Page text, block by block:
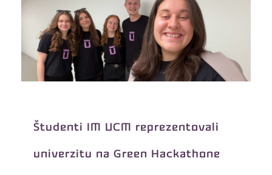
Študenti IM UCM reprezentovali
univerzitu na Green Hackathone